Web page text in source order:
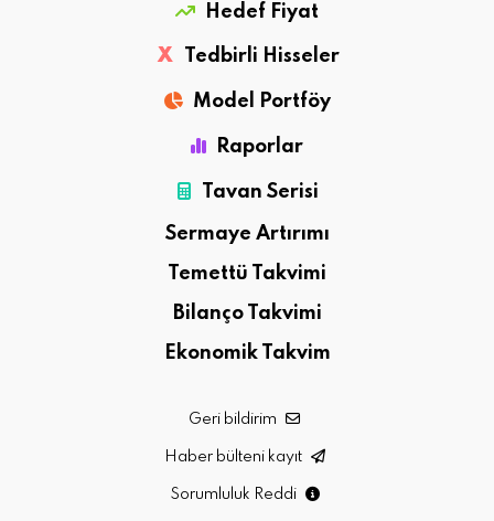
Hedef Fiyat
X Tedbirli Hisseler
Model Portföy
Raporlar
Tavan Serisi
Sermaye Artırımı
Temettü Takvimi
Bilanço Takvimi
Ekonomik Takvim
Geri bildirim
Haber bülteni kayıt
Sorumluluk Reddi